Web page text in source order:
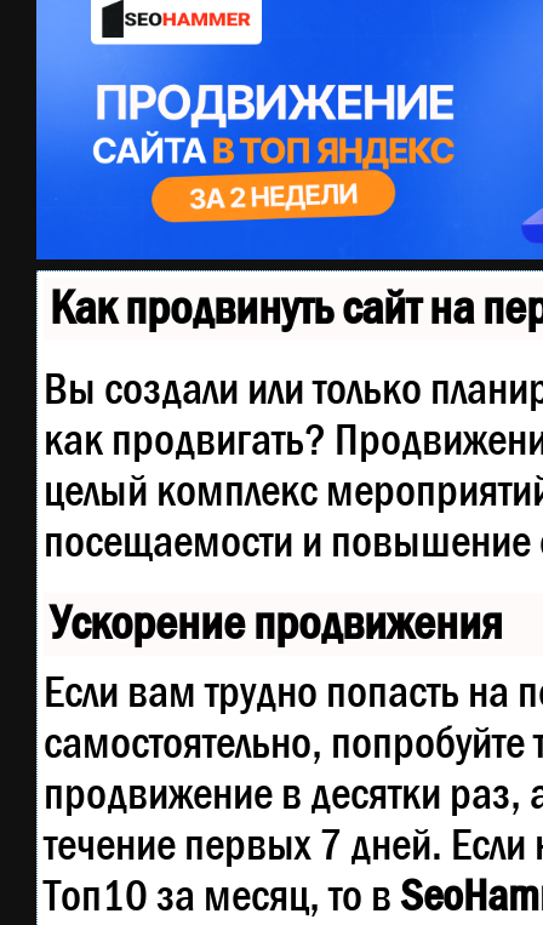
Как продвинуть сайт на
Вы создали или только
как продвигать?
целый комплекс
посещаемости и повышение
Ускорение продвижения
Если вам трудно попасть на
самостоятельно, попробуйте
продвижение в десятки раз,
течение первых 7 дней.
Топ10 за месяц, то в